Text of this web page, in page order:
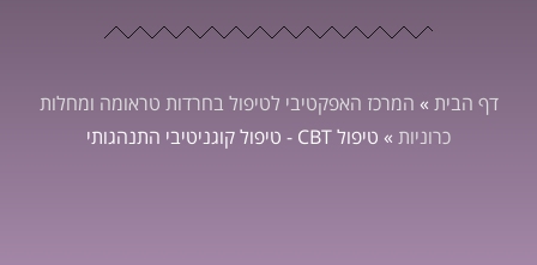
דף הבית » המרכז האפקטיבי לטיפול בחרדות טראומה ומחלות
כרוניות » טיפול CBT - טיפול קוגניטיבי התנהגותי